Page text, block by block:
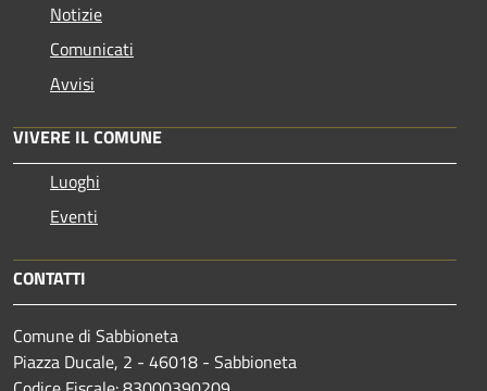
Notizie
Comunicati
Avvisi
VIVERE IL COMUNE
Luoghi
Eventi
CONTATTI
Comune di Sabbioneta
Piazza Ducale, 2 - 46018 - Sabbioneta